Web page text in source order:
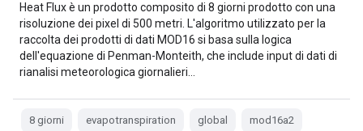
Heat Flux è un prodotto composito di 8 giorni prodotto con una
risoluzione dei pixel di 500 metri. L'algoritmo utilizzato per la
raccolta dei prodotti di dati MOD16 si basa sulla logica
dell'equazione di Penman-Monteith, che include input di dati di
rianalisi meteorologica giornalieri…
8 giorni evapotranspiration global mod16a2